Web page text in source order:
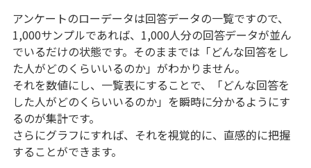
アンケートのローデータは回答データの一覧ですので、
1,000サンプルであれば、1,000人分の回答データが並ん
でいるだけの状態です。そのままでは「どんな回答をし
た人がどのくらいいるのか」がわかりません。
それを数値にし、一覧表にすることで、「どんな回答を
した人がどのくらいいるのか」を瞬時に分かるようにす
るのが集計です。
さらにグラフにすれば、それを視覚的に、直感的に把握
することができます。